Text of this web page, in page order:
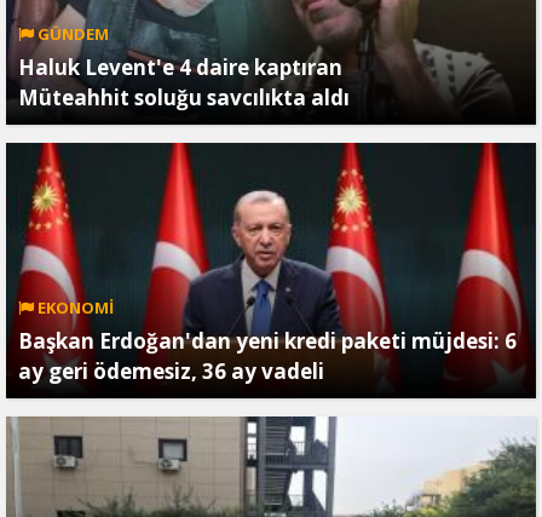
GÜNDEM
Haluk Levent'e 4 daire kaptıran
Müteahhit soluğu savcılıkta aldı
EKONOMİ
Başkan Erdoğan'dan yeni kredi paketi müjdesi: 6
ay geri ödemesiz, 36 ay vadeli